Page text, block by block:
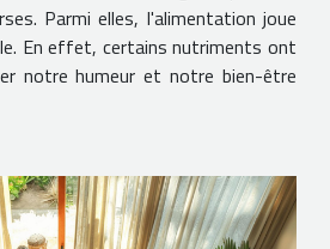
Parmi elles, l'alimentation joue
En effet, certains nutriments ont
notre humeur et notre bien-être